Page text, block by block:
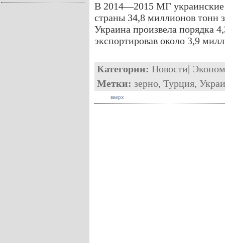
В 2014—2015 МГ украинские
страны 34,8 миллионов тонн
Украина произвела порядка
экспортировав около 3,9
Категории: Новости|
Метки: зерно, Турция,
вверх